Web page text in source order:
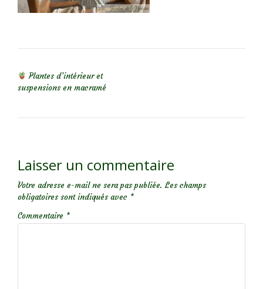
Plantes d’intérieur et
suspensions en macramé
Laisser un commentaire
Votre adresse e-mail ne sera pas publiée. Les champs
obligatoires sont indiqués avec *
Commentaire *